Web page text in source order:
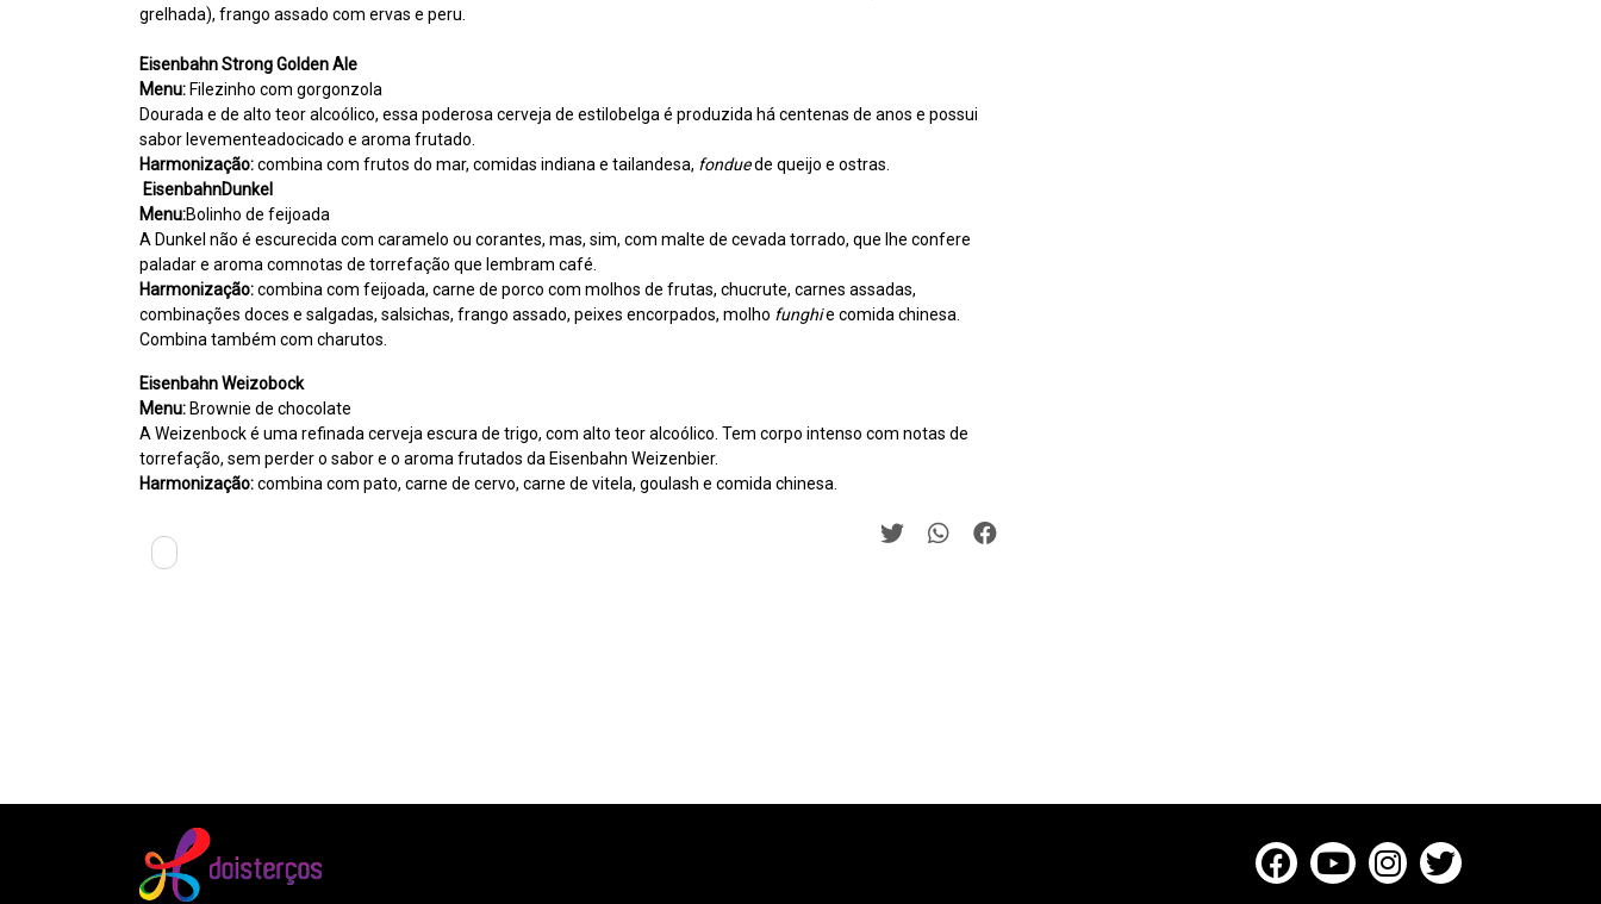
grelhada), frango assado com ervas e peru.
Eisenbahn Strong Golden Ale
Menu:Filezinho com gorgonzola
Dourada e de alto teor alcoólico, essa poderosa cerveja de estilobelga é produzida há centenas de anos e possui
sabor levementeadocicado e aroma frutado.
Harmonização:combina com frutos do mar, comidas indiana e tailandesa, fonduede queijo e ostras.
EisenbahnDunkel
Menu:Bolinho de feijoada
A Dunkel não é escurecida com caramelo ou corantes, mas, sim, com malte de cevada torrado, que lhe confere
paladar e aroma comnotas de torrefação que lembram café.
Harmonização:combina com feijoada, carne de porco com molhos de frutas, chucrute, carnes assadas,
combinações doces e salgadas, salsichas, frango assado, peixes encorpados, molho funghie comida chinesa.
Combina também com charutos.
Eisenbahn Weizobock
Menu:Brownie de chocolate
A Weizenbock é uma refinada cerveja escura de trigo, com alto teor alcoólico. Tem corpo intenso com notas de
torrefação, sem perder o sabor e o aroma frutados da Eisenbahn Weizenbier.
Harmonização:combina com pato, carne de cervo, carne de vitela, goulash e comida chinesa.